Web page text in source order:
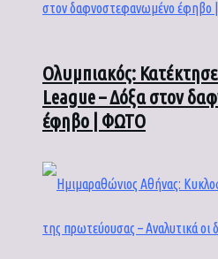
Ολυμπιακός:
League – Δόξα στον
έφηβο | ΦΩΤΟ